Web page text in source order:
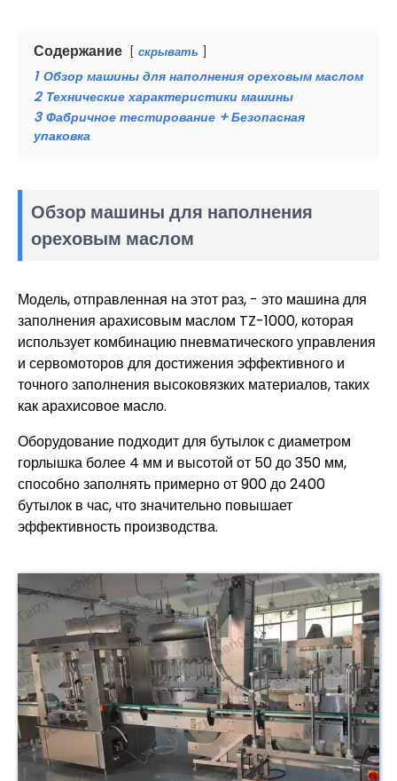
Содержание скрывать
1 Обзор машины для наполнения ореховым маслом
2 Технические характеристики машины
3 Фабричное тестирование + Безопасная
упаковка
Обзор машины для наполнения
ореховым маслом
Модель, отправленная на этот раз, - это машина для
заполнения арахисовым маслом TZ-1000, которая
использует комбинацию пневматического управления
и сервомоторов для достижения эффективного и
точного заполнения высоковязких материалов, таких
как арахисовое масло.
Оборудование подходит для бутылок с диаметром
горлышка более 4 мм и высотой от 50 до 350 мм,
способно заполнять примерно от 900 до 2400
бутылок в час, что значительно повышает
эффективность производства.